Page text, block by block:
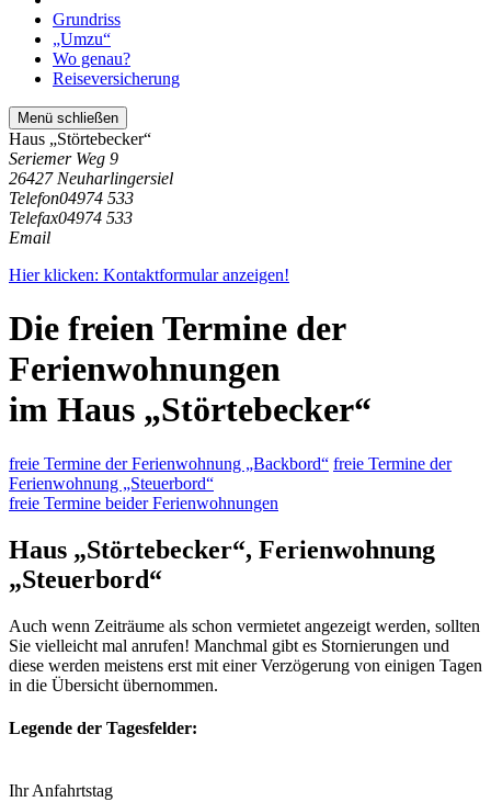
Grundriss
„Umzu“
Wo genau?
Reiseversicherung
Menü schließen
Haus „Störtebecker“
Seriemer Weg 9
26427 Neuharlingersiel
Telefon04974 533
Telefax04974 533
Email
Hier klicken: Kontaktformular anzeigen!
Die freien Termine der
Ferienwohnungen
im Haus „Störtebecker“
freie Termine der Ferienwohnung „Backbord“ freie Termine der
Ferienwohnung „Steuerbord“
freie Termine beider Ferienwohnungen
Haus „Störtebecker“, Ferienwohnung
„Steuerbord“
Auch wenn Zeiträume als schon vermietet angezeigt werden, sollten
Sie vielleicht mal anrufen! Manchmal gibt es Stornierungen und
diese werden meistens erst mit einer Verzögerung von einigen Tagen
in die Übersicht übernommen.
Legende der Tagesfelder:
Ihr Anfahrtstag